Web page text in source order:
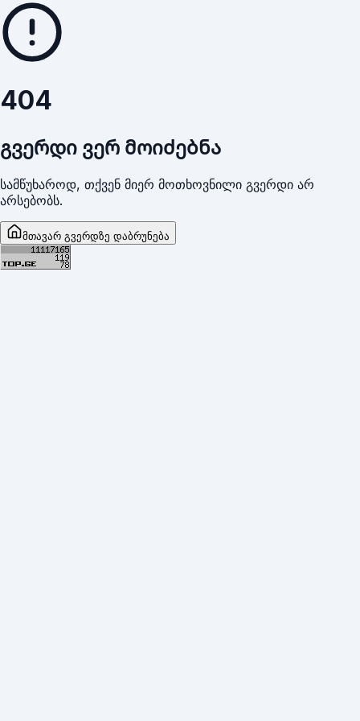
404
გვერდი ვერ მოიძებნა
სამწუხაროდ, თქვენ მიერ მოთხოვნილი გვერდი არ
არსებობს.
მთავარ გვერდზე დაბრუნება